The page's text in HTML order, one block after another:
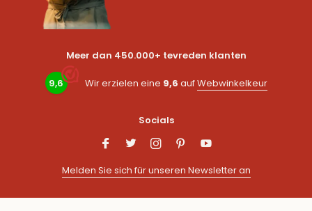
Meer dan 450.000+ tevreden klanten
9,6 Wir erzielen eine 9,6 aufWebwinkelkeur
Socials
Melden Sie sich für unseren Newsletter an